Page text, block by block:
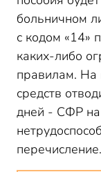
больничном
с кодом «14»
каких-либо
правилам. На
средств
дней - СФР на
перечисление.